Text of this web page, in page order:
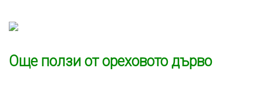
Още ползи от ореховото дърво